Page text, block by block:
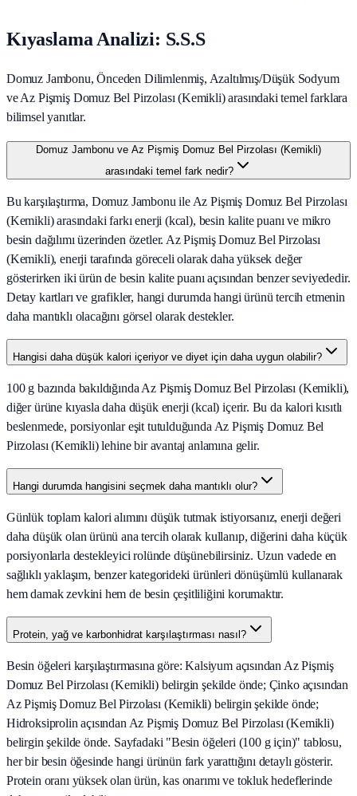
Kıyaslama Analizi: S.S.S
Domuz Jambonu, Önceden Dilimlenmiş, Azaltılmış/Düşük Sodyum
ve Az Pişmiş Domuz Bel Pirzolası (Kemikli) arasındaki temel farklara
bilimsel yanıtlar.
Domuz Jambonu ve Az Pişmiş Domuz Bel Pirzolası (Kemikli)
arasındaki temel fark nedir?
Bu karşılaştırma, Domuz Jambonu ile Az Pişmiş Domuz Bel Pirzolası
(Kemikli) arasındaki farkı enerji (kcal), besin kalite puanı ve mikro
besin dağılımı üzerinden özetler. Az Pişmiş Domuz Bel Pirzolası
(Kemikli), enerji tarafında göreceli olarak daha yüksek değer
gösterirken iki ürün de besin kalite puanı açısından benzer seviyededir.
Detay kartları ve grafikler, hangi durumda hangi ürünü tercih etmenin
daha mantıklı olacağını görsel olarak destekler.
Hangisi daha düşük kalori içeriyor ve diyet için daha uygun olabilir?
100 g bazında bakıldığında Az Pişmiş Domuz Bel Pirzolası (Kemikli),
diğer ürüne kıyasla daha düşük enerji (kcal) içerir. Bu da kalori kısıtlı
beslenmede, porsiyonlar eşit tutulduğunda Az Pişmiş Domuz Bel
Pirzolası (Kemikli) lehine bir avantaj anlamına gelir.
Hangi durumda hangisini seçmek daha mantıklı olur?
Günlük toplam kalori alımını düşük tutmak istiyorsanız, enerji değeri
daha düşük olan ürünü ana tercih olarak kullanıp, diğerini daha küçük
porsiyonlarla destekleyici rolünde düşünebilirsiniz. Uzun vadede en
sağlıklı yaklaşım, benzer kategorideki ürünleri dönüşümlü kullanarak
hem damak zevkini hem de besin çeşitliliğini korumaktır.
Protein, yağ ve karbonhidrat karşılaştırması nasıl?
Besin öğeleri karşılaştırmasına göre: Kalsiyum açısından Az Pişmiş
Domuz Bel Pirzolası (Kemikli) belirgin şekilde önde; Çinko açısından
Az Pişmiş Domuz Bel Pirzolası (Kemikli) belirgin şekilde önde;
Hidroksiprolin açısından Az Pişmiş Domuz Bel Pirzolası (Kemikli)
belirgin şekilde önde. Sayfadaki "Besin öğeleri (100 g için)" tablosu,
her bir besin öğesinde hangi ürünün fark yarattığını detaylı gösterir.
Protein oranı yüksek olan ürün, kas onarımı ve tokluk hedeflerinde